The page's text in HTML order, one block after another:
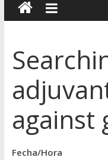
against
Fecha/Hora